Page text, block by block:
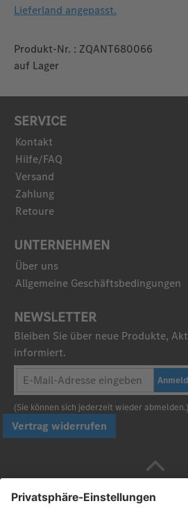
Lieferland angepasst.
Produkt-Nr. : ZQANT680066
auf Lager
SERVICE
Kontakt
Hilfe/FAQ
Versand
Zahlung
Retoure
UNTERNEHMEN
Über uns
Allgemeine Geschäftsbedingungen
NEWSLETTER
Bleiben Sie über neue Produkte,
informiert.
(Sie können sich jederzeit wieder abmelden.)
Vertrag widerrufen